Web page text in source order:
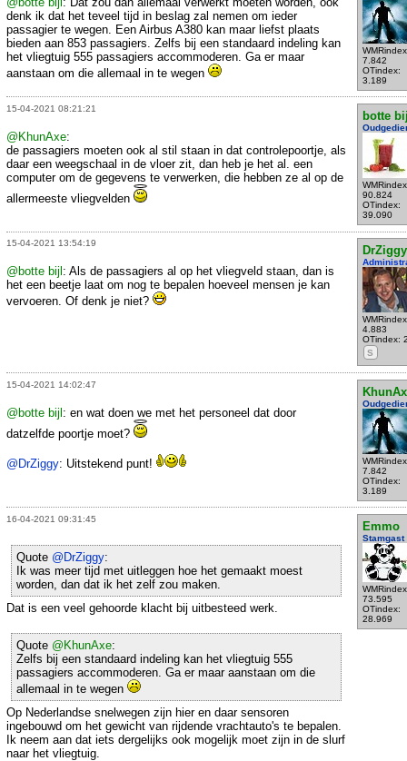
7.842
OTindex:
3.189
denk ik dat het teveel tijd in beslag zal nemen om ieder
passagier te wegen. Een Airbus A380 kan maar liefst plaats
bieden aan 853 passagiers. Zelfs bij een standaard indeling kan
het vliegtuig 555 passagiers accommoderen. Ga er maar
aanstaan om die allemaal in te wegen
15-04-2021 08:21:21
botte
90.824
OTindex:
39.090
@KhunAxe:
de passagiers moeten ook al stil staan in dat controlepoortje, als
daar een weegschaal in de vloer zit, dan heb je het al. een
computer om de gegevens te verwerken, die hebben ze al op de
allermeeste vliegvelden
15-04-2021 13:54:19
DrZiggy
4.883
OTindex:
S
@botte bijl : Als de passagiers al op het vliegveld staan, dan is
het een beetje laat om nog te bepalen hoeveel mensen je kan
vervoeren. Of denk je niet?
15-04-2021 14:02:47
7.842
OTindex:
3.189
@botte bijl: en wat doen we met het personeel dat door
datzelfde poortje moet?
@DrZiggy: Uitstekend punt!
16-04-2021 09:31:45
Emmo
Stamgast
73.595
OTindex:
28.969
Quote @DrZiggy:
Ik was meer tijd met uitleggen hoe het gemaakt moest
worden, dan dat ik het zelf zou maken.
Dat is een veel gehoorde klacht bij uitbesteed werk.
Quote @KhunAxe:
Zelfs bij een standaard indeling kan het vliegtuig 555
passagiers accommoderen. Ga er maar aanstaan om die
allemaal in te wegen
Op Nederlandse snelwegen zijn hier en daar sensoren
ingebouwd om het gewicht van rijdende vrachtauto's te bepalen.
Ik neem aan dat iets dergelijks ook mogelijk moet zijn in de slurf
naar het vliegtuig.